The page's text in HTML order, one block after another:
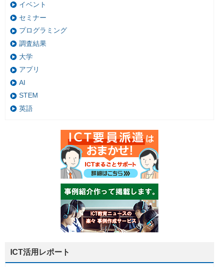
イベント
セミナー
プログラミング
調査結果
大学
アプリ
AI
STEM
英語
ICT活用レポート